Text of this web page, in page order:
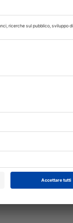
le formulazioni
non invasiva
e modelli 3D
l’influenza